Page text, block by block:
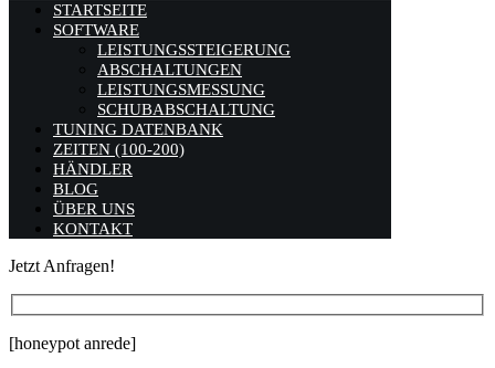
STARTSEITE
SOFTWARE
LEISTUNGSSTEIGERUNG
ABSCHALTUNGEN
LEISTUNGSMESSUNG
SCHUBABSCHALTUNG
TUNING DATENBANK
ZEITEN (100-200)
HÄNDLER
BLOG
ÜBER UNS
KONTAKT
Jetzt Anfragen!
[honeypot anrede]